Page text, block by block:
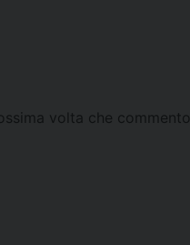
volta che commento.